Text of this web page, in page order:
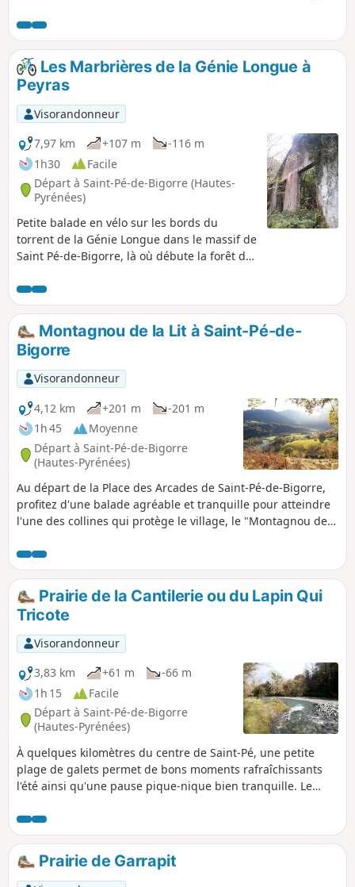
de l'ancienne abbaye bénédictine du XIe siècle.
Les Marbrières de la Génie Longue à
Peyras
Visorandonneur
7,97 km
+107 m
-116 m
1h30
Facile
Départ à Saint-Pé-de-Bigorre (Hautes-
Pyrénées)
Petite balade en vélo sur les bords du
torrent de la Génie Longue dans le massif de
Saint Pé-de-Bigorre, là où débute la forêt du
bigourdan). On découvre un ensemble de
bâtiments, complètement envahis par la
végétation luxuriante, qui ne voient que très
peu le soleil. Cette forêt très mystérieuse et
ces bâtiments abandonnés de l'industrie
marbrière du début du XXème siècle nous
font pénétrer dans le pays des génies...
Montagnou de la Lit à Saint-Pé-de-
Bigorre
Visorandonneur
4,12 km
+201 m
-201 m
1h 45
Moyenne
Départ à Saint-Pé-de-Bigorre
(Hautes-Pyrénées)
Au départ de la Place des Arcades de Saint-Pé-de-Bigorre,
profitez d'une balade agréable et tranquille pour atteindre
l'une des collines qui protège le village, le "Montagnou de
Grotte de la Résistance et, pour les plus téméraires, celle de
la Tute Faiouias. Magnifique vue sur la vallée du Gave de
Pau et les crêtes des sommets voisins du massif de Saint-
Pé. Retour par le "Montagnou", autre colline au-dessus du
village.
Prairie de la Cantilerie ou du Lapin Qui
Tricote
Visorandonneur
3,83 km
+61 m
-66 m
1h 15
Facile
Départ à Saint-Pé-de-Bigorre
(Hautes-Pyrénées)
À quelques kilomètres du centre de Saint-Pé, une petite
plage de galets permet de bons moments rafraîchissants
l'été ainsi qu'une pause pique-nique bien tranquille. Le
propriété voisine !
Prairie de Garrapit